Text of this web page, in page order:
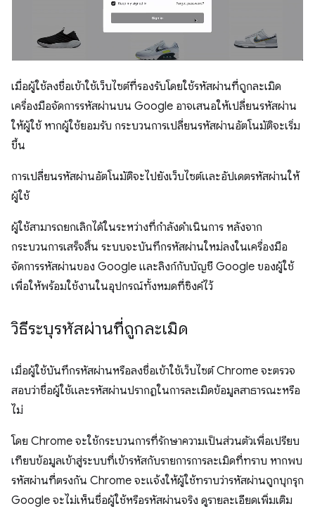
เมื่อผู้ใช้ลงชื่อเข้าใช้เว็บไซต์ที่รองรับโดยใช้รหัสผ่านที่ถูกละเมิด
เครื่องมือจัดการรหัสผ่านบน Google อาจเสนอให้เปลี่ยนรหัสผ่าน
ให้ผู้ใช้ หากผู้ใช้ยอมรับ กระบวนการเปลี่ยนรหัสผ่านอัตโนมัติจะเริ่ม
ขึ้น
การเปลี่ยนรหัสผ่านอัตโนมัติจะไปยังเว็บไซต์และอัปเดตรหัสผ่านให้
ผู้ใช้
ผู้ใช้สามารถยกเลิกได้ในระหว่างที่กำลังดำเนินการ หลังจาก
กระบวนการเสร็จสิ้น ระบบจะบันทึกรหัสผ่านใหม่ลงในเครื่องมือ
จัดการรหัสผ่านของ Google และลิงก์กับบัญชี Google ของผู้ใช้
เพื่อให้พร้อมใช้งานในอุปกรณ์ทั้งหมดที่ซิงค์ไว้
วิธีระบุรหัสผ่านที่ถูกละเมิด
เมื่อผู้ใช้บันทึกรหัสผ่านหรือลงชื่อเข้าใช้เว็บไซต์ Chrome จะตรวจ
สอบว่าชื่อผู้ใช้และรหัสผ่านปรากฏในการละเมิดข้อมูลสาธารณะหรือ
ไม่
โดย Chrome จะใช้กระบวนการที่รักษาความเป็นส่วนตัวเพื่อเปรียบ
เทียบข้อมูลเข้าสู่ระบบที่เข้ารหัสกับรายการการละเมิดที่ทราบ หากพบ
รหัสผ่านที่ตรงกัน Chrome จะแจ้งให้ผู้ใช้ทราบว่ารหัสผ่านถูกบุกรุก
Google จะไม่เห็นชื่อผู้ใช้หรือรหัสผ่านจริง ดูรายละเอียดเพิ่มเติม